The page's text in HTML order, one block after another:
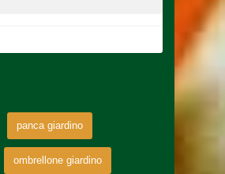
panca giardino
ombrellone giardino